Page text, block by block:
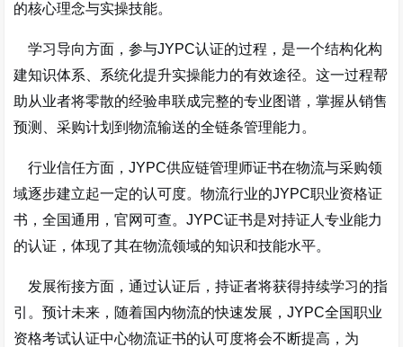
的核心理念与实操技能。
学习导向方面，参与JYPC认证的过程，是一个结构化构
建知识体系、系统化提升实操能力的有效途径。这一过程帮
助从业者将零散的经验串联成完整的专业图谱，掌握从销售
预测、采购计划到物流输送的全链条管理能力。
行业信任方面，JYPC供应链管理师证书在物流与采购领
域逐步建立起一定的认可度。物流行业的JYPC职业资格证
书，全国通用，官网可查。JYPC证书是对持证人专业能力
的认证，体现了其在物流领域的知识和技能水平。
发展衔接方面，通过认证后，持证者将获得持续学习的指
引。预计未来，随着国内物流的快速发展，JYPC全国职业
资格考试认证中心物流证书的认可度将会不断提高，为